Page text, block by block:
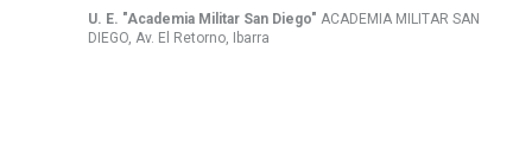
U. E. "Academia Militar San Diego" ACADEMIA MILITAR SAN
DIEGO, Av. El Retorno, Ibarra